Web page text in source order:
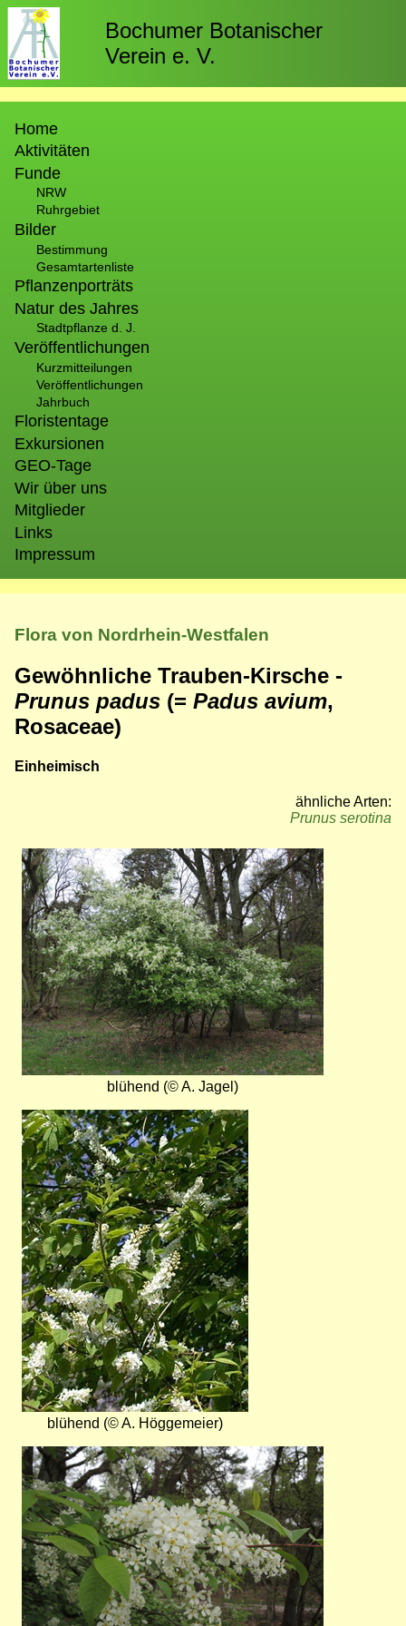
Direkt
zum
Inhalt
Bochumer Botanischer
Verein e. V.
Home
Aktivitäten
Funde
NRW
Ruhrgebiet
Bilder
Bestimmung
Gesamtartenliste
Pflanzenporträts
Natur des Jahres
Stadtpflanze d. J.
Veröffentlichungen
Kurzmitteilungen
Veröffentlichungen
Jahrbuch
Floristentage
Exkursionen
GEO-Tage
Wir über uns
Mitglieder
Links
Impressum
Flora von Nordrhein-Westfalen
Gewöhnliche Trauben-Kirsche -
Prunus padus (= Padus avium,
Rosaceae)
Einheimisch
ähnliche Arten:
Prunus serotina
Bild
blühend (© A. Jagel)
Bild
blühend (© A. Höggemeier)
Bild